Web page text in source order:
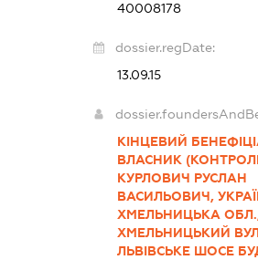
40008178
dossier.regDate:
13.09.15
КІНЦЕВИЙ
ВЛАСНИК
КУРЛОВИЧ РУСЛАН
ВАСИЛЬОВИЧ,
ХМЕЛЬНИЦЬКА
ХМЕЛЬНИЦЬКИЙ
ЛЬВІВСЬКЕ ШОСЕ